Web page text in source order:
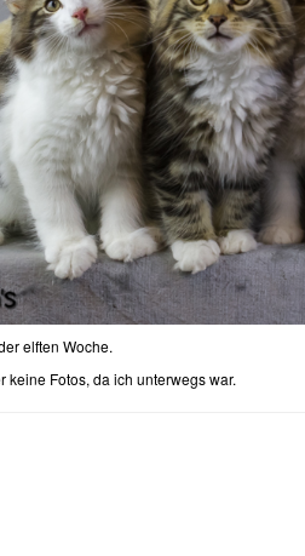
elften Woche.
keine Fotos, da ich unterwegs war.